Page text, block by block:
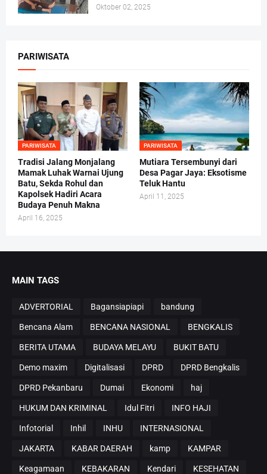
Oktober 02, 2025
PARIWISATA
PARIWISATA
Tradisi Jalang Monjalang
Mamak Luhak Warnai Ujung
Batu, Sekda Rohul dan
Kapolsek Hadiri Acara
Budaya Penuh Makna
April 16, 2025
PARIWISATA
Mutiara Tersembunyi dari
Desa Pagar Jaya: Eksotisme
Teluk Hantu
April 11, 2025
MAIN TAGS
ADVERTORIAL Bagansiapiapi bandung
Bencana Alam BENCANA NASIONAL BENGKALIS
BERITA UTAMA BUDAYA MELAYU BUKIT BATU
Demo maxim Digitalisasi DPRD DPRD Bengkalis
DPRD Pekanbaru Dumai Ekonomi haj
HUKUM DAN KRIMINAL Idul Fitri INFO HAJI
Infotorial Inhil INHU INTERNASIONAL
JAKARTA KABAR DAERAH kamp KAMPAR
Keagamaan KEBAKARAN Kendari KESEHATAN